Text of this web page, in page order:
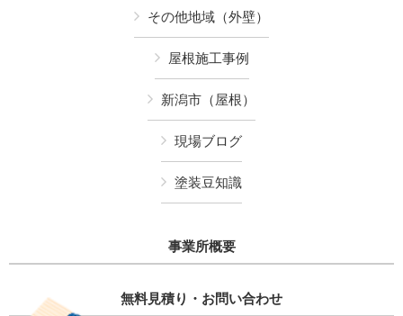
その他地域（外壁）
屋根施工事例
新潟市（屋根）
現場ブログ
塗装豆知識
事業所概要
無料見積り・お問い合わせ